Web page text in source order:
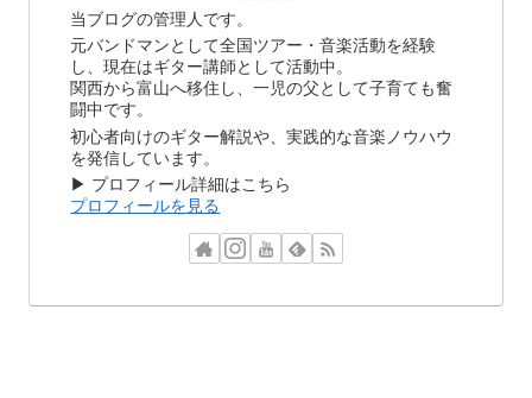
当ブログの管理人です。
元バンドマンとして全国ツアー・音楽活動を経験
し、現在はギター講師として活動中。
関西から富山へ移住し、一児の父として子育ても奮
闘中です。
初心者向けのギター解説や、実践的な音楽ノウハウ
を発信しています。
▶ プロフィール詳細はこちら
プロフィールを見る